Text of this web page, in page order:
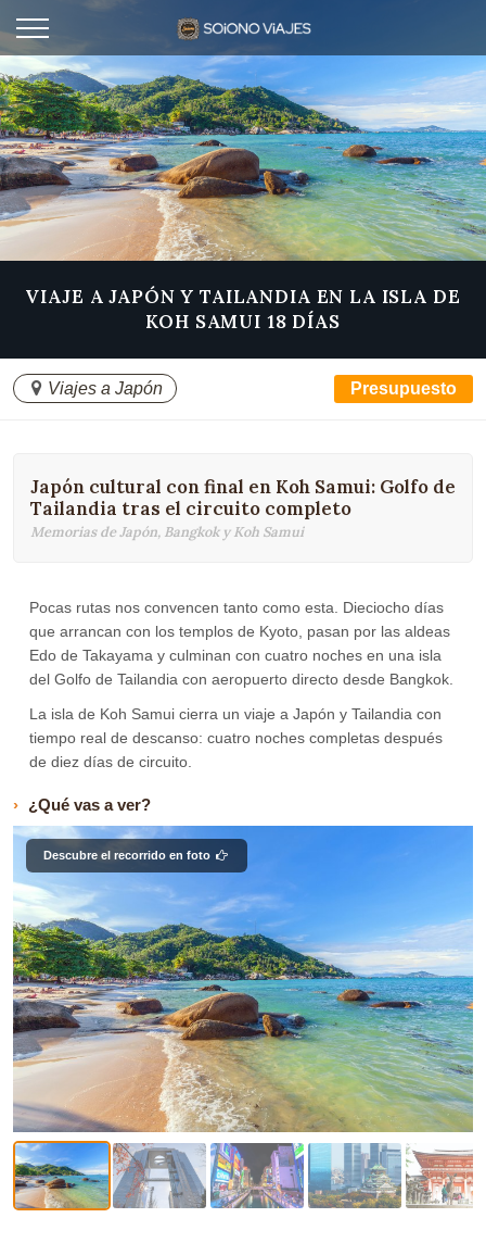
VIAJE A JAPÓN Y TAILANDIA EN LA ISLA DE
KOH SAMUI 18 DÍAS
Viajes a Japón Presupuesto
Japón cultural con final en Koh Samui: Golfo de
Tailandia tras el circuito completo
Memorias de Japón, Bangkok y Koh Samui
Pocas rutas nos convencen tanto como esta. Dieciocho días
que arrancan con los templos de Kyoto, pasan por las aldeas
Edo de Takayama y culminan con cuatro noches en una isla
del Golfo de Tailandia con aeropuerto directo desde Bangkok.
La isla de Koh Samui cierra un viaje a Japón y Tailandia con
tiempo real de descanso: cuatro noches completas después
de diez días de circuito.
¿Qué vas a ver?
Descubre el recorrido en foto